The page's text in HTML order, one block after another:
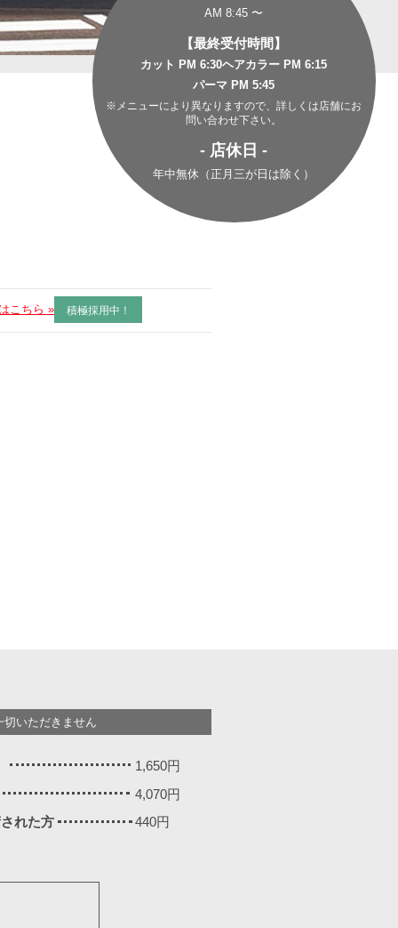
AM 8:45 〜
【最終受付時間】
カット PM 6:30ヘアカラー PM 6:15
パーマ PM 5:45
※メニューにより異なりますので、詳しくは店舗にお
問い合わせ下さい。
- 店休日 -
年中無休（正月三が日は除く）
こちら » 積極採用中！
切いただきません
1,650円
4,070円
れた方
440円